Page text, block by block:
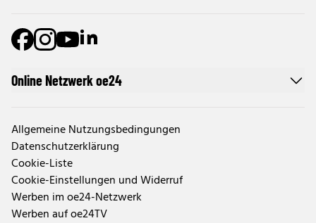
Online Netzwerk oe24
Allgemeine Nutzungsbedingungen
Datenschutzerklärung
Cookie-Liste
Cookie-Einstellungen und Widerruf
Werben im oe24-Netzwerk
Werben auf oe24TV